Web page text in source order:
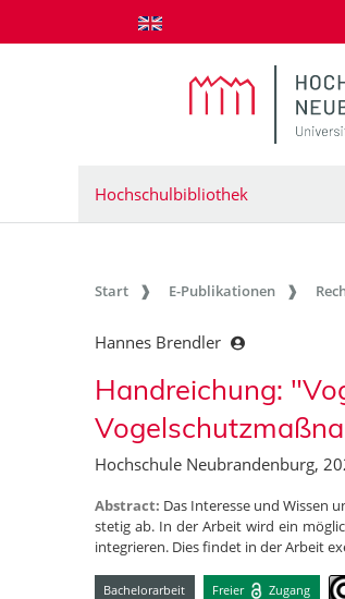
zum Inhalt springen
Hochschulbibliothek
Start E-Publikationen
Hannes Brendler
Handreichung:
Hochschule Neubrandenburg,
Abstract: Das Interesse und Wissen
stetig ab. In der Arbeit wird ein
integrieren. Dies findet in der Arbeit
Bachelorarbeit Freier Zugang